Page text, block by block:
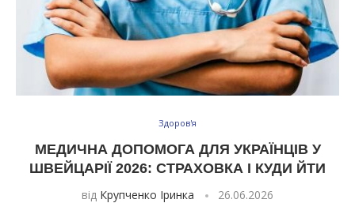
Здоров'я
МЕДИЧНА ДОПОМОГА ДЛЯ УКРАЇНЦІВ У
ШВЕЙЦАРІЇ 2026: СТРАХОВКА І КУДИ ЙТИ
від Крупченко Іринка 26.06.2026